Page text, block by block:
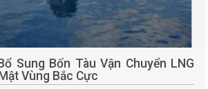
Sung Bốn Tàu Vận Chuyển LNG
Vùng Bắc Cực